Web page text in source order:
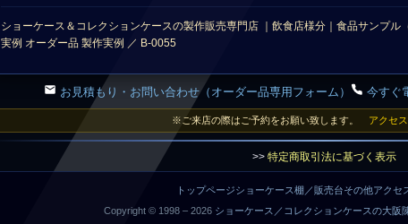
ショーケース＆コレクションケースの製作販売専門店 ｜飲食店様分｜食品サンプ
実例 オーダー品 製作実例 ／ B-0055
お見積もり・お問い合わせ（オーダー品専用フォーム） 今すぐ
※ご来店の際はご予約をお願い致します。 アクセ
>> 特定商取引法に基づく表示
トップページショーケース棚／販売台その他アクセ
Copyright © 1998 – 2026 ショーケース／コレクションケースの大阪